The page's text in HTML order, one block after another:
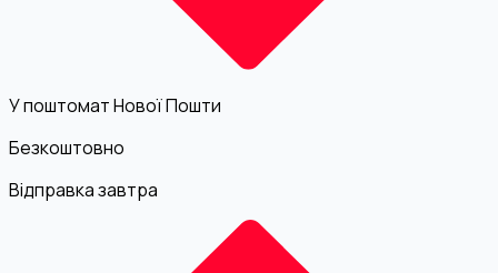
У поштомат Нової Пошти
Безкоштовно
Відправка завтра